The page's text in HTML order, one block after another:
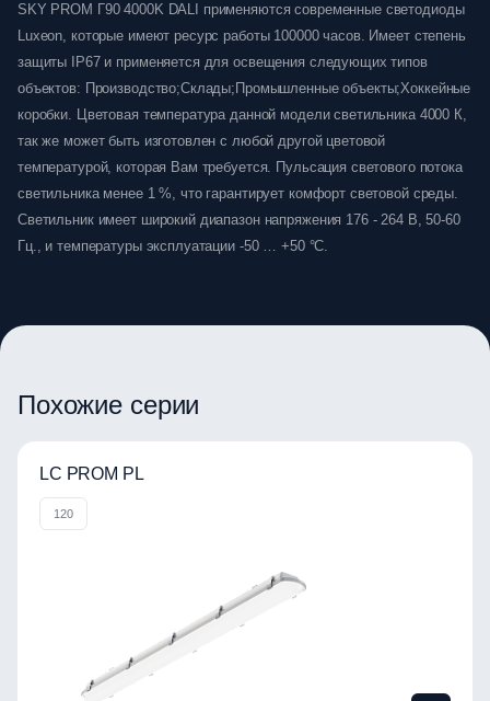
SKY PROM Г90 4000K DALI применяются современные светодиоды
Luxeon, которые имеют ресурс работы 100000 часов. Имеет степень
защиты IP67 и применяется для освещения следующих типов
объектов: Производство;Склады;Промышленные объекты;Хоккейные
коробки. Цветовая температура данной модели светильника 4000 К,
так же может быть изготовлен с любой другой цветовой
температурой, которая Вам требуется. Пульсация светового потока
светильника менее 1 %, что гарантирует комфорт световой среды.
Светильник имеет широкий диапазон напряжения 176 - 264 В, 50-60
Гц., и температуры эксплуатации -50 … +50 °C.
Похожие серии
LC PROM PL
120